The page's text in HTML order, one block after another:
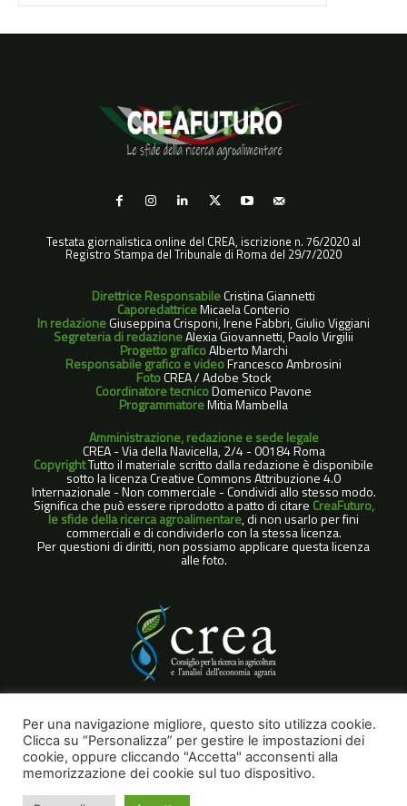
Testata giornalistica online del CREA, iscrizione n. 76/2020 al
Registro Stampa del Tribunale di Roma del 29/7/2020
Direttrice ResponsabileCristina Giannetti
CaporedattriceMicaela Conterio
In redazioneGiuseppina Crisponi, Irene Fabbri, Giulio Viggiani
Segreteria di redazioneAlexia Giovannetti, Paolo Virgilii
Progetto graficoAlberto Marchi
Responsabile grafico e videoFrancesco Ambrosini
FotoCREA / Adobe Stock
Coordinatore tecnicoDomenico Pavone
ProgrammatoreMitia Mambella
Amministrazione, redazione e sede legale
CREA - Via della Navicella, 2/4 - 00184 Roma
CopyrightTutto il materiale scritto dalla redazione è disponibile
sotto la licenza Creative Commons Attribuzione 4.0
Internazionale - Non commerciale - Condividi allo stesso modo.
Significa che può essere riprodotto a patto di citare CreaFuturo,
le sfide della ricerca agroalimentare, di non usarlo per fini
commerciali e di condividerlo con la stessa licenza.
Per questioni di diritti, non possiamo applicare questa licenza
alle foto.
COOKIE POLICY
NOTE LEGALI
PRIVACY POLICY
Per una navigazione migliore, questo sito utilizza cookie.
Clicca su “Personalizza” per gestire le impostazioni dei
cookie, oppure cliccando "Accetta" acconsenti alla
memorizzazione dei cookie sul tuo dispositivo.